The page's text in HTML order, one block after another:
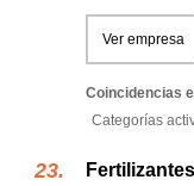
Ver empresa
Coincidencias
Categorías